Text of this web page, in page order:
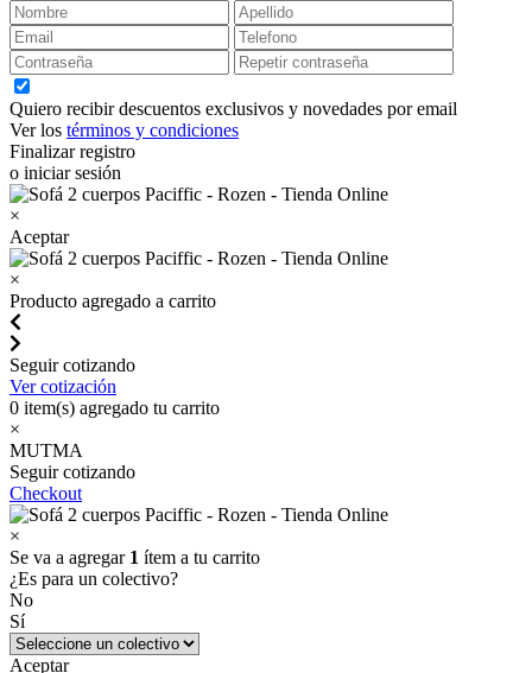
Quiero recibir descuentos exclusivos y novedades por email
Ver los términos y condiciones
Finalizar registro
o iniciar sesión
×
Aceptar
×
Producto agregado a carrito
Seguir cotizando
Ver cotización
0 item(s) agregado tu carrito
×
MUTMA
Seguir cotizando
Checkout
×
Se va a agregar 1 ítem a tu carrito
¿Es para un colectivo?
No
Sí
Aceptar